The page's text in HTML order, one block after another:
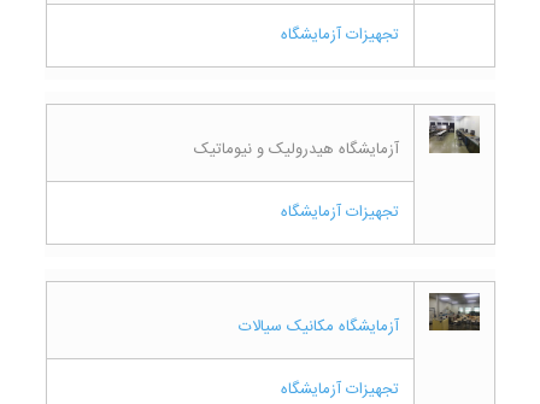
تجهیزات آزمایشگاه
آزمایشگاه هیدرولیک و نیوماتیک
تجهیزات آزمایشگاه
آزمایشگاه مکانیک سیالات
تجهیزات آزمایشگاه